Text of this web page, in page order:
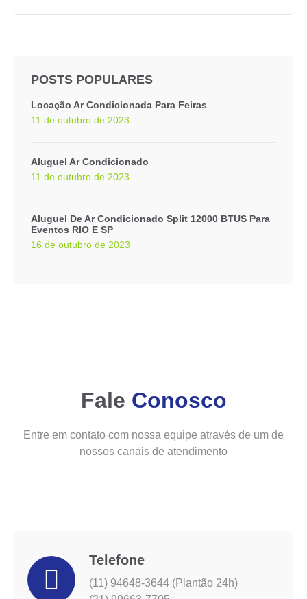
POSTS POPULARES
Locação Ar Condicionada Para Feiras
11 de outubro de 2023
Aluguel Ar Condicionado
11 de outubro de 2023
Aluguel De Ar Condicionado Split 12000 BTUS Para
Eventos RIO E SP
16 de outubro de 2023
Fale Conosco
Entre em contato com nossa equipe através de um de
nossos canais de atendimento
Telefone
(11) 94648-3644 (Plantão 24h)